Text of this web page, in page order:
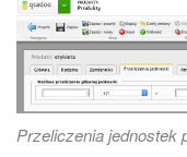
Przeliczenia jednostek